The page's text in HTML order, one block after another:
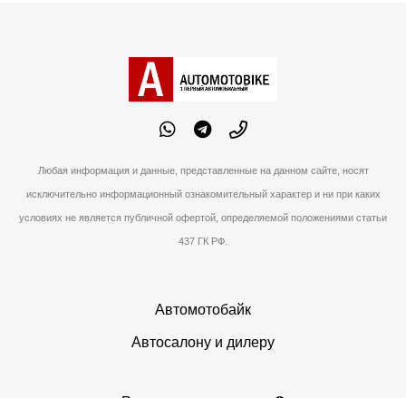
Аграрный портал
Любая информация и данные, представленные на данном сайте, носят
исключительно информационный ознакомительный характер и ни при каких
условиях не является публичной офертой, определяемой положениями статьи
437 ГК РФ.
Автомотобайк
Автосалону и дилеру